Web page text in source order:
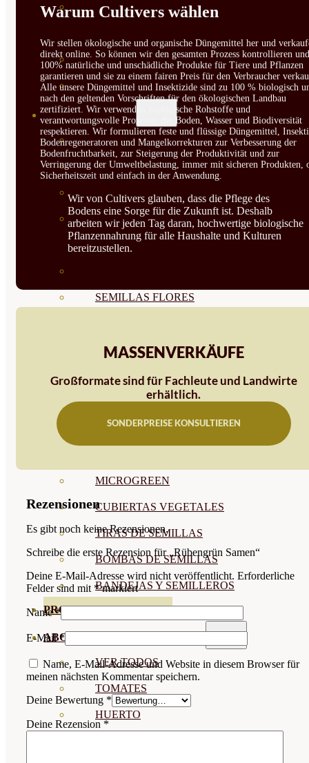
PROTECCIÓN CULTIVOS Y
PLANTAS INTERIOR
GROWPUNCH
SEMILLAS
VER TODAS
BIODINÁMICAS DEMETER
HORTALIZA FRUTO
SEMILLAS HORTALIZA DE
HOJA
SEMILLAS FLORES
COMESTIBLES
SEMILLAS TRADICIONALES
SEMILLAS BRASICAS
SEMILLAS RAÍZ
MICROGREEN
CUBIERTAS VEGETALES
TIRAS DE SEMILLAS
BOMBAS DE SEMILLAS
BANDEJAS Y SEMILLEROS
PROFESIONALES
ABONOS POR CULTIVO
VER TODOS
TOMATES
HUERTO
Warum Cultivers wählen
Wir stellen ökologische und organische Düngemittel her und
direkt online. So können wir den gesamten Prozess kontrollieren und
100% natürliche und unschädliche Produkte für Tiere und Pflanzen
garantieren und sie zu einem fairen Preis für den Verbraucher
Alle unsere Düngemittel und Insektizide sind zu 100 % biologisch
nach den geltenden Vorschriften für den ökologischen Landbau
zertifiziert. Wir verwenden biologische Rohstoffe und
verantwortungsvolle Prozesse, die Boden, Wasser und Biodiversität
respektieren. Wir formulieren feste und flüssige Düngemittel,
Bodenregeneratoren und Mangelkorrekturen zur Verbesserung der
Bodenfruchtbarkeit, zur Steigerung der Produktivität und zur
Verringerung der Umweltbelastung, immer mit sicheren Produkten,
Sicherheitszeit und einfach in der Anwendung.
Wir von Cultivers glauben, dass die Pflege des
Bodens eine Sorge für die Zukunft ist. Deshalb
arbeiten wir jeden Tag daran, hochwertige biologische
Pflanzennahrung für alle Haushalte und Kulturen
bereitzustellen.
MASSENVERKÄUFE
Großformate sind für Fachleute und Landwirte
erhältlich.
SONDERPREISE KONSULTIEREN
Rezensionen
Es gibt noch keine Rezensionen.
Schreibe die erste Rezension für „Rübengrün Samen“
Deine E-Mail-Adresse wird nicht veröffentlicht. Erforderliche
Felder sind mit *markiert
Name*
E-Mail*
Name, E-Mail-Adresse und Website in diesem Browser für
meinen nächsten Kommentar speichern.
Deine Bewertung *
Deine Rezension *